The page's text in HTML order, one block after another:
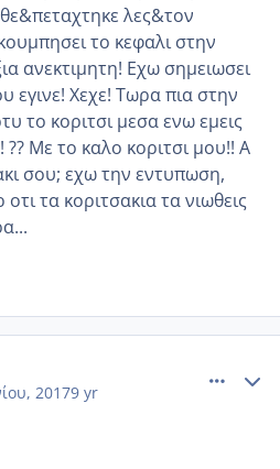
λες&τον
το κεφαλι στην
ανεκτιμητη! Εχω σημειωσει
εγινε! Χεχε! Τωρα πια στην
το κοριτσι μεσα ενω εμεις
?? Με το καλο κοριτσι μου!! Α
σου; εχω την εντυπωση,
τα κοριτσακια τα νιωθεις
20179 yr